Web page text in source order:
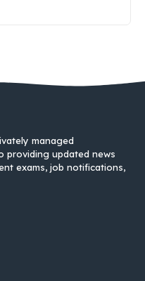
managed
providing updated news
exams, job notifications,